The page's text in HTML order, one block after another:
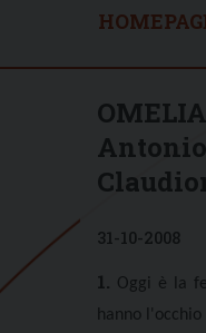
31-10-2008
1.
Oggi è la
hanno